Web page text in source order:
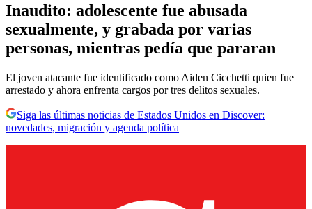
Inaudito: adolescente fue abusada
sexualmente, y grabada por varias
personas, mientras pedía que pararan
El joven atacante fue identificado como Aiden Cicchetti quien fue
arrestado y ahora enfrenta cargos por tres delitos sexuales.
Siga las últimas noticias de Estados Unidos en Discover:
novedades, migración y agenda política